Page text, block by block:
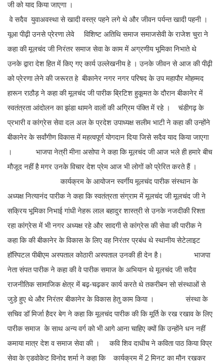
जी को याद किया जाएगा ।
वे सदैव युवाअवस्था से खादी वस्त्र पहने लगे थे और जीवन पर्यन्त खादी पहनी ।
यूआ पीढ़ी उनसे प्रेरणा लेवे विशिष्ट अतिथि समाज समाजसेवी के राजेश चुरा ने
कहा की मूलचंद जी निरंतर समाज सेवा के काम में अग्रणीय भूमिका निभाते थे
उनके द्वारा देश हित में किए गए कार्य उल्लेखनीय हे । उनके जीवन से आज की पीढ़ी
को प्रेरणा लेने की जरूरत हे बीकानेर नगर नगर परिषद के उप महापौर मोहम्मद
हारून राठौड़ ने कहा की मूलचंद जी पारीक ब्रिटिश हुकूमत के दौरान बीकानेर में
स्वतंत्रता आंदोलन का झंडा थामने वालों की अग्रिम पंक्ति में रहे । चंडीगढ़ के
प्रभारी व कांग्रेस सेवा दल अल के प्रदेश उपाध्यक्ष सलीम भाटी ने कहा की उन्होंने
बीकानेर के सर्वांगीण विकास में महत्वपूर्ण योगदान दिया जिसे सदैव याद किया जाएगा
। भाजपा नेत्री मीना असोपा ने कहा कि मूलचंद जी आज भले ही हमारे बीच
मौजूद नहीं है मगर उनके विचार देश प्रेम आज भी लोगों को प्रेरित करते हैं ।
कार्यक्रम के आयोजन स्वर्गीय मूलचंद पारीक संस्थान के
अध्यक्ष नित्यानंद पारीक ने कहा कि स्वतंत्रता संग्राम में मूलचंद जी मूलचंद जी ने
सक्रिय भूमिका निभाई गांधी नेहरू लाल बहादुर शास्त्री से उनके नजदीकी रिश्ता
रहा कांग्रेस में भी नगर अध्यक्ष रहे और सादगी से कांग्रेस की सेवा की पारीक ने
कहा कि की बीकानेर के विकास के लिए वह निरंतर प्रबंध थे स्थानीय सेटेलाइट
हॉस्पिटल पीबीएम अस्पताल कोठारी अस्पताल उनकी ही देन है। भाजपा
नेता संपत पारीक ने कहा की वे पारीक समाज के अभियान थे मूलचंद जी सदैव
राजनीतिक सामाजिक क्षेत्र में बढ़-चढ़कर कार्य करते थे तकरीबन सो संस्थाओं से
जुड़े हुए थे और निरंतर बीकानेर के विकास हेतु काम किया । संस्था के
सचिव डॉ मिर्जा हैदर बेग ने कहा कि मूलचंद पारीक की कि मूर्ति के रख रखाव के लिए
पारीक समाज के साथ अन्य वर्ग को भी आगे आना चाहिए क्यों कि उन्होंने धन नहीं
कमाया मात्र देश व समाज सेवा की । कवि शिव दाधीच ने कविता पाठ किया विप्र
सेवा के एडवोकेट विनोद शर्मा ने कहा कि कार्यक्रम में 2 मिनट का मौन रखकर